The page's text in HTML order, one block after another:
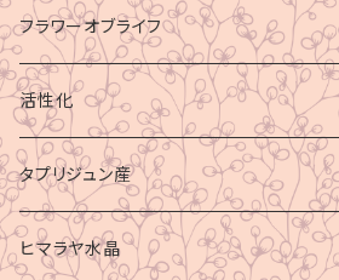
フラワーオブライフ
活性化
タプリジュン産
ヒマラヤ水晶